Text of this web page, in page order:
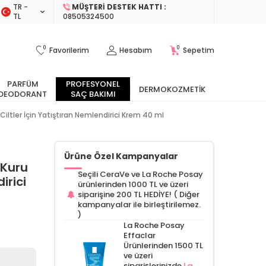
TR −
TL
MÜŞTERI DESTEK HATTI :
08505324500
0 Favorilerim Hesabım 0 Sepetim
PARFÜM
PROFESYONEL
SAÇ BAKIMI
DERMOKOZMETIK
İçin Yatıştıran Nemlendirici Krem 40 ml
Ürüne Özel Kampanyalar
Seçili CeraVe ve La Roche Posay
ürünlerinden 1000 TL ve üzeri
siparişine 200 TL HEDİYE! ( Diğer
kampanyalar ile birleştirilemez.
)
La Roche Posay
Effaclar
Ürünlerinden 1500 TL
ve üzeri